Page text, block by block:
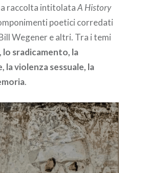
raccolta intitolataA History
poetici corredati
Wegener e altri. Tra i temi
sradicamento, la
violenza sessuale, la
.